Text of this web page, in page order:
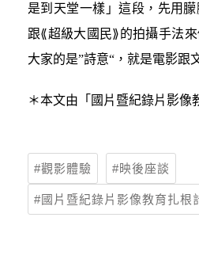
是到天堂一樣」這段，先用
跟⟪超級大國民⟫的拍攝手法
大家的是”詩意“，就是電影跟
＊本文由「國片暨紀錄片影像
觀影體驗 映後座談
國片暨紀錄片影像教育扎根